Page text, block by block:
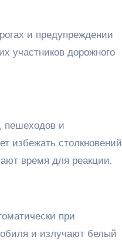
участников дорожного
пешеходов и
избежать столкновений
время для реакции.
при
и излучают белый